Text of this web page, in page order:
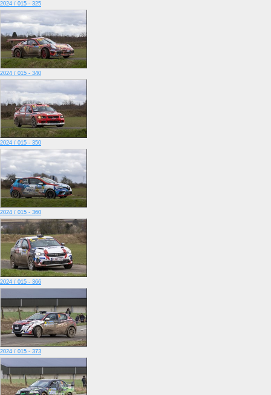
2024 / 015 - 325
2024 / 015 - 340
2024 / 015 - 350
2024 / 015 - 360
2024 / 015 - 366
2024 / 015 - 373